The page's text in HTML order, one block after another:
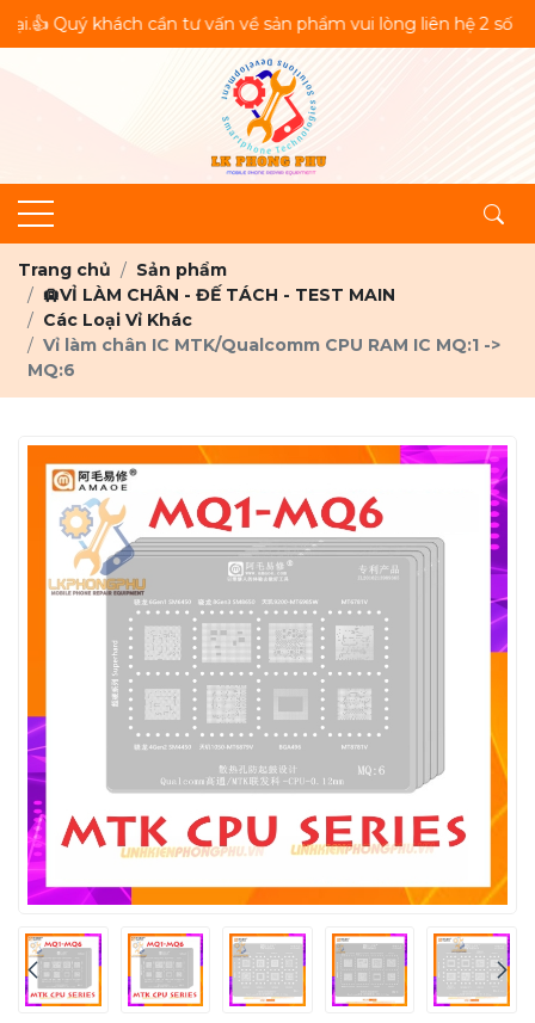
cần tư vấn về sản phẩm vui lòng liên hệ 2 số
Trang chủ
Sản phẩm
🛄VỈ LÀM CHÂN - ĐẾ TÁCH - TEST MAIN
Các Loại Vỉ Khác
Vỉ làm chân IC MTK/Qualcomm CPU RAM IC MQ:1 ->
MQ:6